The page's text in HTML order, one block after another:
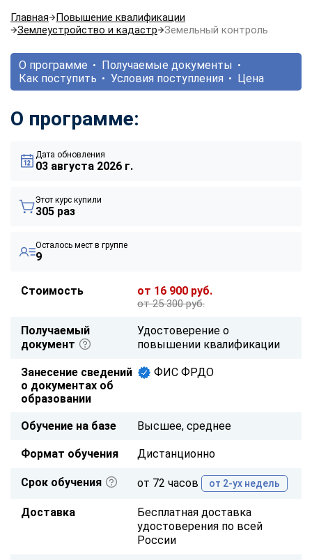
Главная
Повышение квалификации
Землеустройство и кадастр
Земельный контроль
О программе
Получаемые документы
Как поступить
Условия поступления Цена
О программе:
Дата обновления
03 августа 2026 г.
Этот курс купили
305 раз
Осталось мест в группе
9
Стоимость от 16 900 руб.
от 25 300 руб.
Получаемый
документ
Удостоверение о
повышении квалификации
Занесение сведений
о документах об
образовании
ФИС ФРДО
Обучение на базе Высшее, среднее
Формат обучения Дистанционно
Срок обучения от 72 часов от 2-ух недель
Доставка
Бесплатная доставка
удостоверения по всей
России